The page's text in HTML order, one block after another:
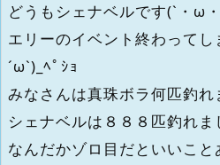
どうもシェナベルです(`・ω
エリーのイベント終わって
´ω`)_ﾍﾟｼｮ
みなさんは真珠ボラ何匹釣れ
シェナベルは８８８匹釣れ
なんだかゾロ目だといいこ